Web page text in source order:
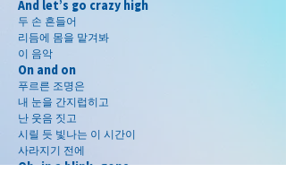
And let’s go crazy high
두 손 흔들어
리듬에 몸을 맡겨봐
이 음악
On and on
푸르른 조명은
내 눈을 간지럽히고
난 웃음 짓고
시릴 듯 빛나는 이 시간이
사라지기 전에
Oh, in a blink, gone